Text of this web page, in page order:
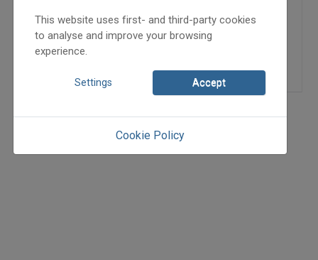
beszámoló
Csempesz Péter
This website uses first- and third-party cookies
to analyse and improve your browsing
experience.
Settings Accept
Cookie Policy